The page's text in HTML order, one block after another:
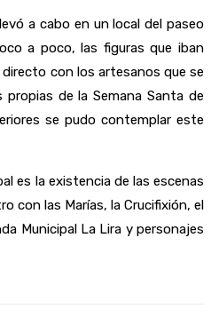
a cabo en un local del paseo
a poco, las figuras que iban
con los artesanos que se
propias de la Semana Santa de
se pudo contemplar este
es la existencia de las escenas
con las Marías, la Crucifixión, el
Municipal La Lira y personajes